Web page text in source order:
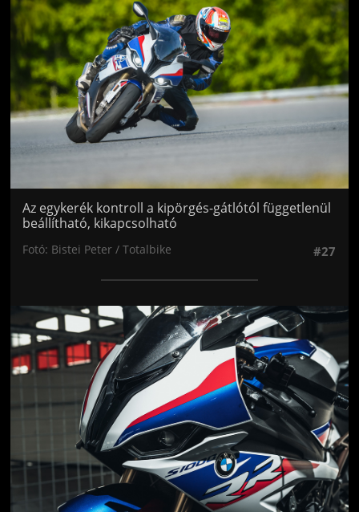
Az egykerék kontroll a kipörgés-gátlótól függetlenül
beállítható, kikapcsolható
Fotó: Bistei Peter / Totalbike #27
Jön még kép!